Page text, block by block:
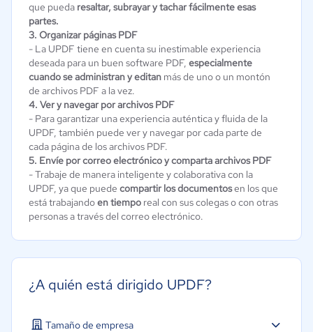
que pueda resaltar, subrayar y tachar fácilmente esas
partes.
3. Organizar páginas PDF
- La UPDF tiene en cuenta su inestimable experiencia
deseada para un buen software PDF, especialmente
cuando se administran y editan más de uno o un montón
de archivos PDF a la vez.
4. Ver y navegar por archivos PDF
- Para garantizar una experiencia auténtica y fluida de la
UPDF, también puede ver y navegar por cada parte de
cada página de los archivos PDF.
5. Envíe por correo electrónico y comparta archivos PDF
- Trabaje de manera inteligente y colaborativa con la
UPDF, ya que puede compartir los documentosen los que
está trabajandoen tiempo real con sus colegas o con otras
personas a través del correo electrónico.
¿A quién está dirigido UPDF?
Tamaño de empresa